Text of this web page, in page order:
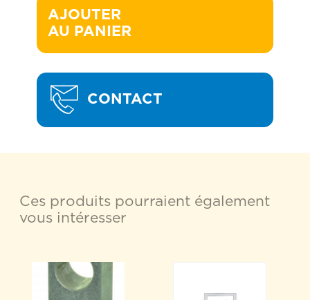
AJOUTER
AU PANIER
CONTACT
Ces produits pourraient également
vous intéresser